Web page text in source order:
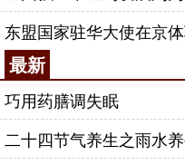
东盟国家驻华大使在京
最新
巧用药膳调失眠
二十四节气养生之雨水